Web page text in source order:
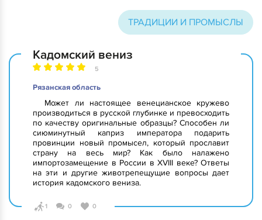
ТРАДИЦИИ И ПРОМЫСЛЫ
Кадомский вениз
5
Рязанская область
Может ли настоящее венецианское кружево
производиться в русской глубинке и превосходить
по качеству оригинальные образцы? Способен ли
сиюминутный каприз императора подарить
провинции новый промысел, который прославит
страну на весь мир? Как было налажено
импортозамещение в России в XVIII веке? Ответы
на эти и другие животрепещущие вопросы дает
история кадомского вениза.
1 0 0